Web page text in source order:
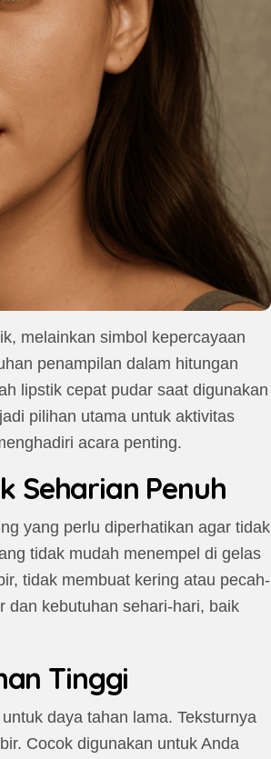
melainkan simbol kepercayaan
penampilan dalam hitungan
lipstik cepat pudar saat digunakan
pilihan utama untuk aktivitas
acara penting.
Seharian Penuh
yang perlu diperhatikan agar tidak
tidak mudah menempel di gelas
tidak membuat kering atau pecah-
dan kebutuhan sehari-hari, baik
Tinggi
daya tahan lama. Teksturnya
Cocok digunakan untuk Anda